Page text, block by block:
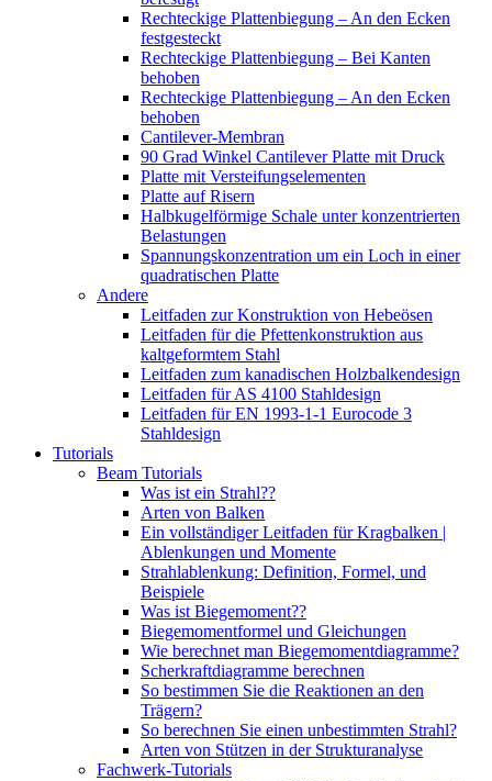
Rechteckige Plattenbiegung – An den Ecken
festgesteckt
Rechteckige Plattenbiegung – Bei Kanten
behoben
Rechteckige Plattenbiegung – An den Ecken
behoben
Cantilever-Membran
90 Grad Winkel Cantilever Platte mit Druck
Platte mit Versteifungselementen
Platte auf Risern
Halbkugelförmige Schale unter konzentrierten
Belastungen
Spannungskonzentration um ein Loch in einer
quadratischen Platte
Andere
Leitfaden zur Konstruktion von Hebeösen
Leitfaden für die Pfettenkonstruktion aus
kaltgeformtem Stahl
Leitfaden zum kanadischen Holzbalkendesign
Leitfaden für AS 4100 Stahldesign
Leitfaden für EN 1993-1-1 Eurocode 3
Stahldesign
Tutorials
Beam Tutorials
Was ist ein Strahl??
Arten von Balken
Ein vollständiger Leitfaden für Kragbalken |
Ablenkungen und Momente
Strahlablenkung: Definition, Formel, und
Beispiele
Was ist Biegemoment??
Biegemomentformel und Gleichungen
Wie berechnet man Biegemomentdiagramme?
Scherkraftdiagramme berechnen
So bestimmen Sie die Reaktionen an den
Trägern?
So berechnen Sie einen unbestimmten Strahl?
Arten von Stützen in der Strukturanalyse
Fachwerk-Tutorials